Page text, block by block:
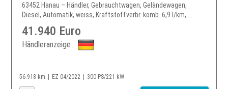
63452 Hanau – Händler, Gebrauchtwagen, Geländewagen,
Diesel, Automatik, weiss, Kraftstoffverbr. komb. 6,9 l/km, ...
41.940 Euro
Händleranzeige
56.918 km EZ 04/2022 300 PS/221 kW